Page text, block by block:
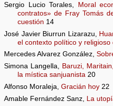
Sergio Lucio Torales,
Moral
contratos» de Fray Tomás
cuestión 14
José Javier Biurrun Lizarazu,
el contexto político y religioso
Mercedes Alvarez González,
Simona Langella, Baruzi,
la mística sanjuanista 20
Alfonso Moraleja,Gracián hoy 22
Amable Fernández Sanz,
La